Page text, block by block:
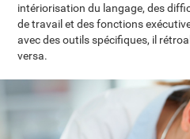
intériorisation du langage, des
de travail et des fonctions
avec des outils spécifiques, il
versa.